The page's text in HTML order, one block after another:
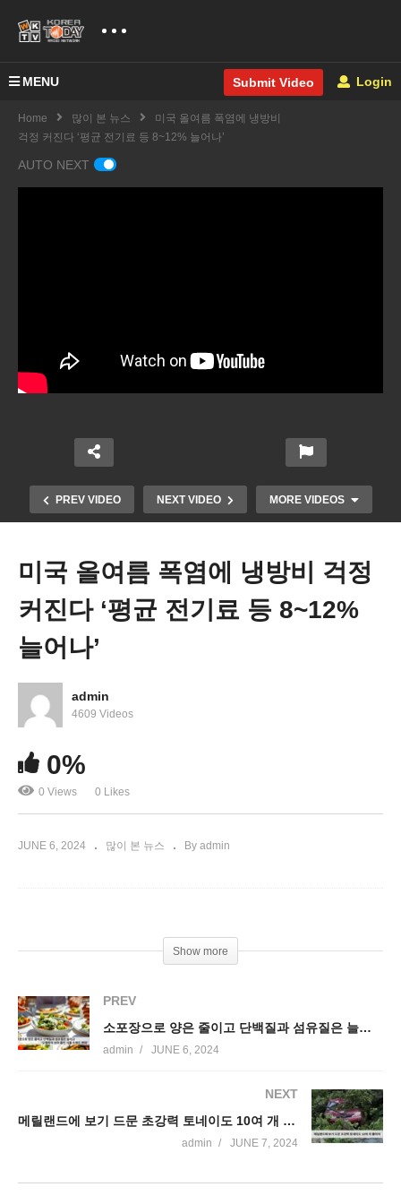
MENU Submit Video Login
Home 많이 본 뉴스
미국 올여름 폭염에 냉방비
걱정 커진다 ‘평균 전기료 등 8~12% 늘어나’
AUTO NEXT
PREV VIDEO NEXT VIDEO MORE VIDEOS
미국에서 핫한 K라면, 2030 미국 매출 3배 뛴다
미국 올여름 폭염에 냉방비 걱정
커진다 ‘평균 전기료 등 8~12%
늘어나’
admin
4609 Videos
0%
0 Views 0 Likes
JUNE 6, 2024 많이 본 뉴스 By admin
Show more
PREV
소포장으로 양은 줄이고 단백질과 섬유질은 늘리고 ‘오젬픽이 쏘아 올린 식품 트렌드’
admin JUNE 6, 2024
NEXT
메릴랜드에 보기 드문 초강력 토네이도 10여 개 몰아쳐
admin JUNE 7, 2024